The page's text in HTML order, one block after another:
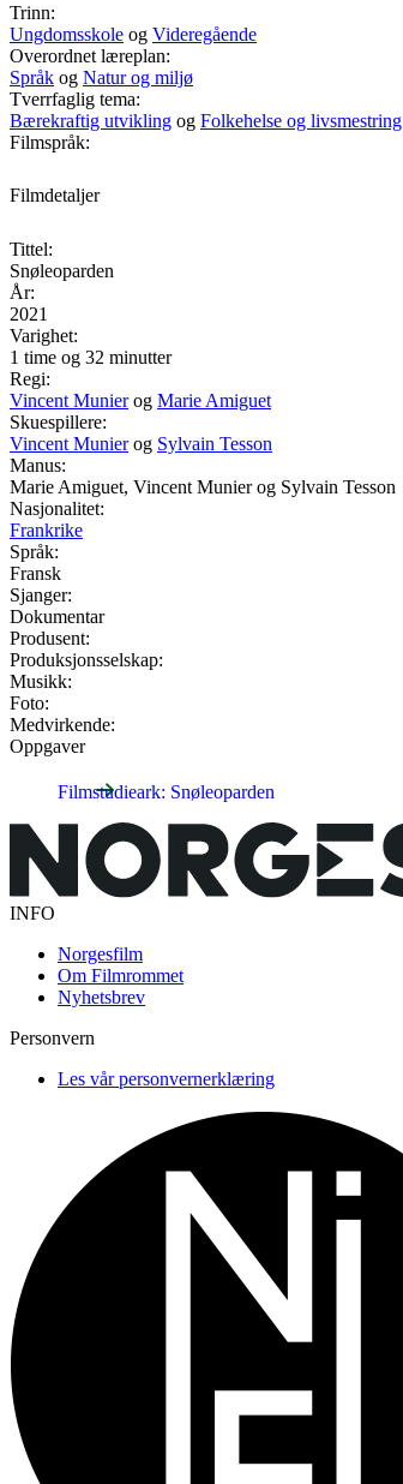
Trinn:
Ungdomsskole og Videregående
Overordnet læreplan:
Språk og Natur og miljø
Tverrfaglig tema:
Bærekraftig utvikling og Folkehelse og livsmestring
Filmspråk:
Filmdetaljer
Tittel:
Snøleoparden
År:
2021
Varighet:
1 time og 32 minutter
Regi:
Vincent Munierog Marie Amiguet
Skuespillere:
Vincent Munierog Sylvain Tesson
Manus:
Marie Amiguet, Vincent Munier og Sylvain Tesson
Nasjonalitet:
Frankrike
Språk:
Fransk
Sjanger:
Dokumentar
Produsent:
Produksjonsselskap:
Musikk:
Foto:
Medvirkende:
Oppgaver
Filmstudieark: Snøleoparden
INFO
Norgesfilm
Om Filmrommet
Nyhetsbrev
Personvern
Les vår personvernerklæring